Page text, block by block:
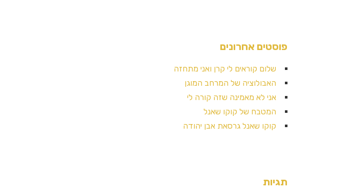
פוסטים אחרונים
שלום קוראים לי קרן ואני מתחזה
האבולוציה של המרחב המוגן
אני לא מאמינה שזה קורה לי
המטבח של קוקו שאנל
קוקו שאנל גרסאת אבן יהודה
תגיות